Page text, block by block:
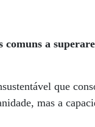
a
que
mas a